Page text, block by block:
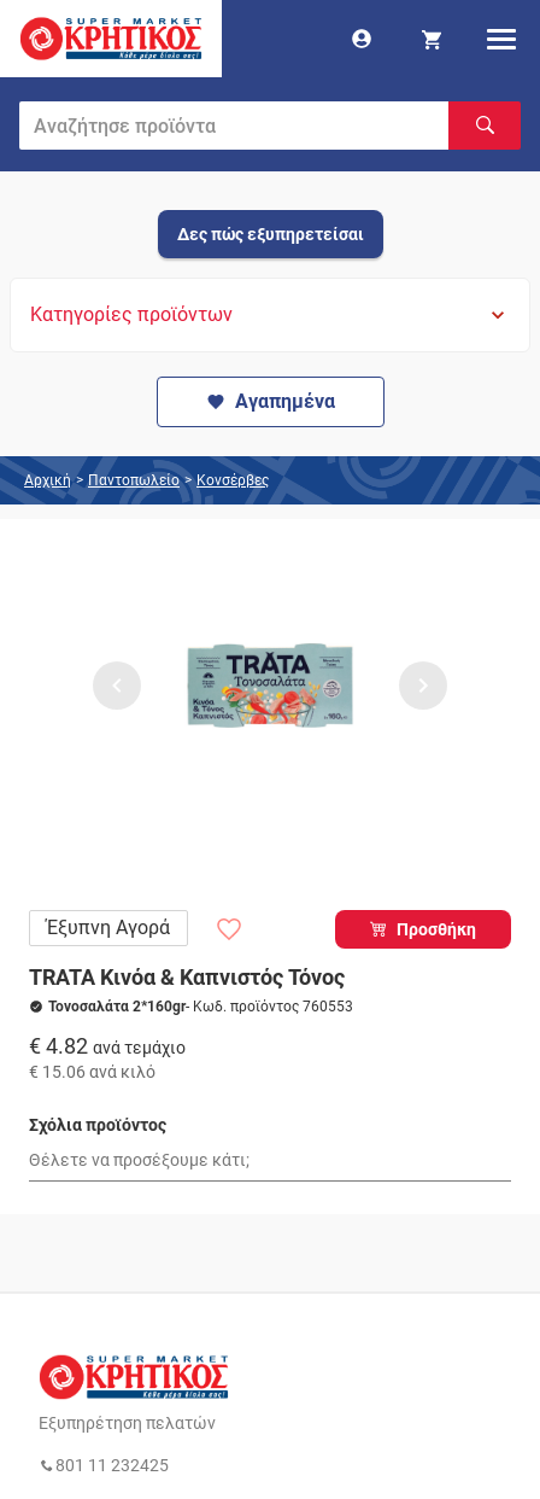
Δες πώς εξυπηρετείσαι
Κατηγορίες προϊόντων
Αγαπημένα
Αρχική > Παντοπωλείο > Κονσέρβες
Έξυπνη Αγορά Προσθήκη
TRATA Κινόα & Καπνιστός Τόνος
Τονοσαλάτα 2*160gr- Κωδ. προϊόντος 760553
€ 4.82 ανά τεμάχιο
€ 15.06 ανά κιλό
Σχόλια προϊόντος
Εξυπηρέτηση πελατών
801 11 232425